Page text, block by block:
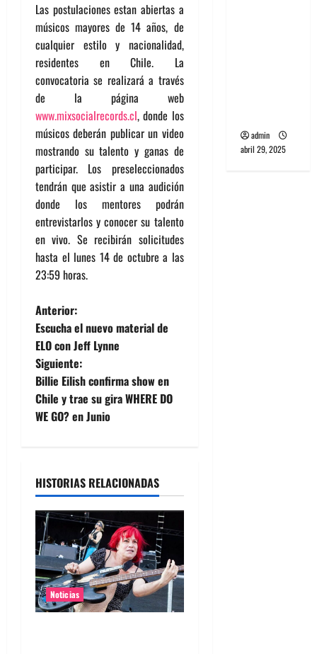
Las postulaciones estan abiertas a
músicos mayores de 14 años, de
cualquier estilo y nacionalidad,
residentes en Chile. La
convocatoria se realizará a través
de la página web
www.mixsocialrecords.cl, donde los
músicos deberán publicar un video
mostrando su talento y ganas de
participar. Los preseleccionados
tendrán que asistir a una audición
donde los mentores podrán
entrevistarlos y conocer su talento
en vivo. Se recibirán solicitudes
hasta el lunes 14 de octubre a las
23:59 horas.
N
a
v
e
c
i
ó
n
d
Anterior:
Escucha el nuevo material de
ELO con Jeff Lynne
Siguiente:
Billie Eilish confirma show en
Chile y trae su gira WHERE DO
WE GO? en Junio
HISTORIAS RELACIONADAS
Noticias
admin
abril 29, 2025